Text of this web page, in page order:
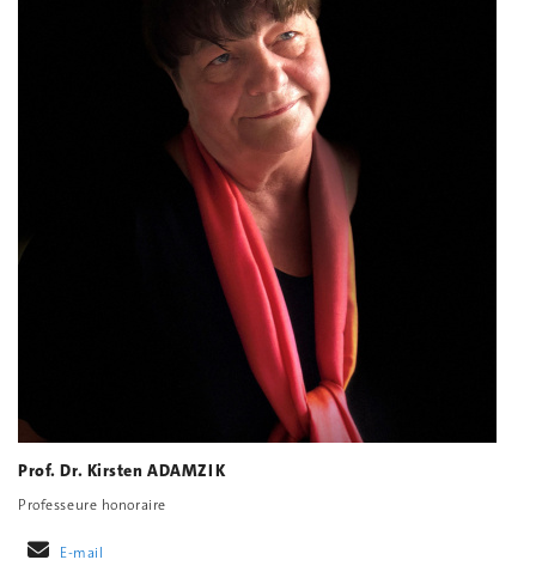
Prof. Dr. Kirsten ADAMZIK
Professeure honoraire
E-mail